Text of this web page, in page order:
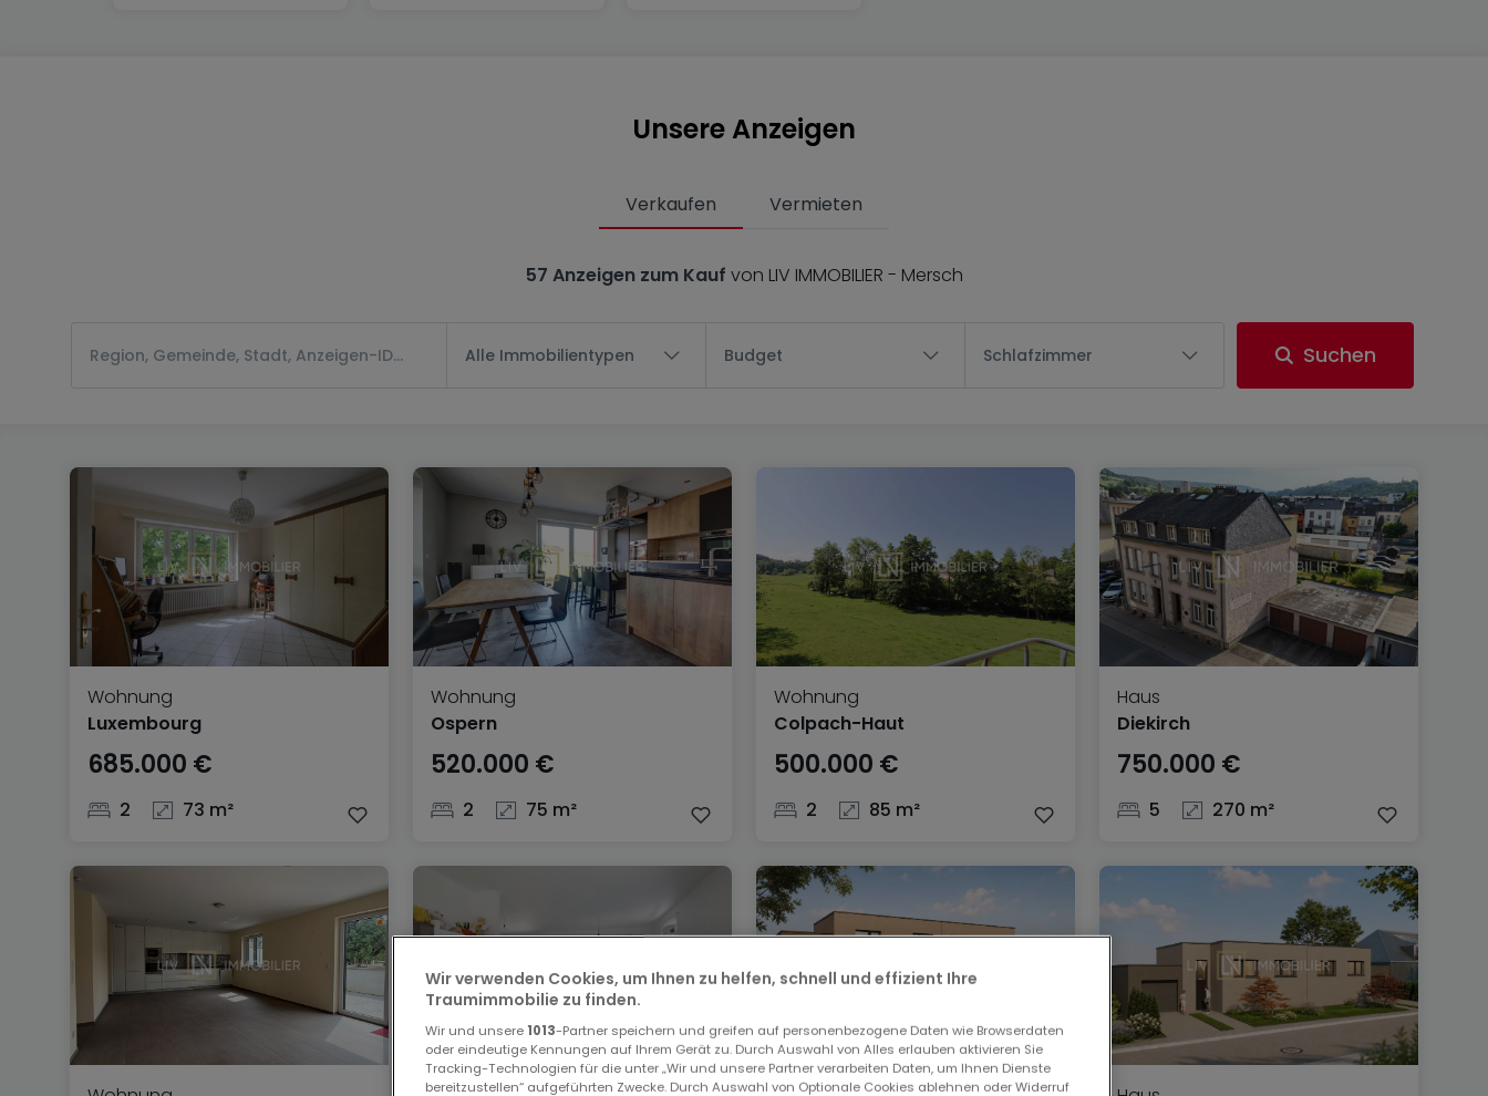
Unsere Anzeigen
Verkaufen Vermieten
57 Anzeigen zum Kauf von LIV IMMOBILIER - Mersch
Alle Immobilientypen Budget Schlafzimmer Suchen
Wohnung
Luxembourg
685.000 €
2 73 m²
Wohnung
Ospern
520.000 €
2 75 m²
Wohnung
Colpach-Haut
500.000 €
2 85 m²
Haus
Diekirch
750.000 €
5 270 m²
Wir verwenden Cookies, um Ihnen zu helfen, schnell und effizient Ihre
Traumimmobilie zu finden.
Wir und unsere 1013-Partner speichern und greifen auf personenbezogene Daten wie Browserdaten
oder eindeutige Kennungen auf Ihrem Gerät zu. Durch Auswahl von Alles erlauben aktivieren Sie
Tracking-Technologien für die unter „Wir und unsere Partner verarbeiten Daten, um Ihnen Dienste
bereitzustellen“ aufgeführten Zwecke. Durch Auswahl von Optionale Cookies ablehnen oder Widerruf